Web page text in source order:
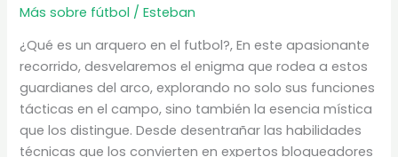
Más sobre fútbol /Esteban
¿Qué es un arquero en el futbol?, En este apasionante
recorrido, desvelaremos el enigma que rodea a estos
guardianes del arco, explorando no solo sus funciones
tácticas en el campo, sino también la esencia mística
que los distingue. Desde desentrañar las habilidades
técnicas que los convierten en expertos bloqueadores